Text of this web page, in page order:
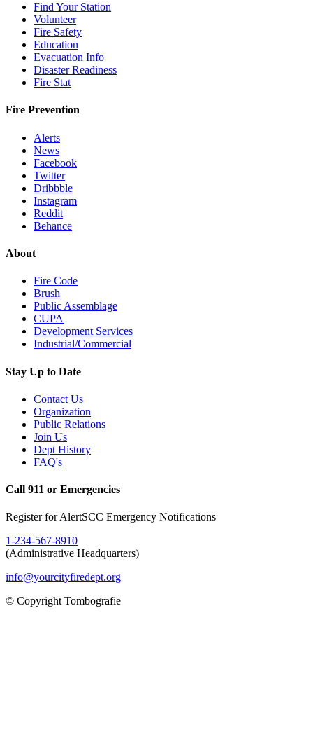
Find Your Station
Volunteer
Fire Safety
Education
Evacuation Info
Disaster Readiness
Fire Stat
Fire Prevention
Alerts
News
Facebook
Twitter
Dribbble
Instagram
Reddit
Behance
About
Fire Code
Brush
Public Assemblage
CUPA
Development Services
Industrial/Commercial
Stay Up to Date
Contact Us
Organization
Public Relations
Join Us
Dept History
FAQ's
Call 911 or Emergencies
Register for AlertSCC Emergency Notifications
1-234-567-8910
(Administrative Headquarters)
info@yourcityfiredept.org
© Copyright Tombografie